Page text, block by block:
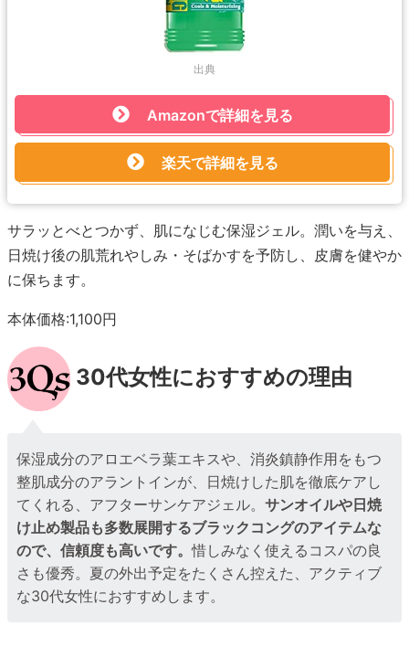
出典
Amazonで詳細を見る
楽天で詳細を見る
サラッとべとつかず、肌になじむ保湿ジェル。潤いを与え、
日焼け後の肌荒れやしみ・そばかすを予防し、皮膚を健やか
に保ちます。
本体価格:1,100円
30代女性におすすめの理由
保湿成分のアロエベラ葉エキスや、消炎鎮静作用をもつ
整肌成分のアラントインが、日焼けした肌を徹底ケアし
てくれる、アフターサンケアジェル。サンオイルや日焼
け止め製品も多数展開するブラックコングのアイテムな
ので、信頼度も高いです。惜しみなく使えるコスパの良
さも優秀。夏の外出予定をたくさん控えた、アクティブ
な30代女性におすすめします。